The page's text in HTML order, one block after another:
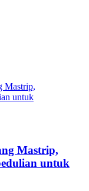
Mastrip,
untuk